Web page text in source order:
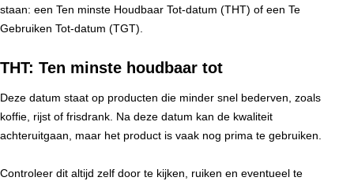
staan: een Ten minste Houdbaar Tot-datum (THT) of een Te
Gebruiken Tot-datum (TGT).
THT: Ten minste houdbaar tot
Deze datum staat op producten die minder snel bederven, zoals
koffie, rijst of frisdrank. Na deze datum kan de kwaliteit
achteruitgaan, maar het product is vaak nog prima te gebruiken.
Controleer dit altijd zelf door te kijken, ruiken en eventueel te